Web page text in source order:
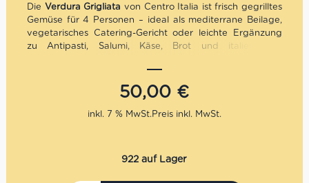
Die Verdura Grigliata von Centro Italia ist frisch gegrilltes
Gemüse für 4 Personen – ideal als mediterrane Beilage,
vegetarisches Catering-Gericht oder leichte Ergänzung
zu Antipasti, Salumi, Käse, Brot und italienischen
werden gegrillt und mit nativem Olivenöl extra verfeinert.
Je nach Saison und Verfügbarkeit kann die
Zusammenstellung variieren und mit Frühlingszwiebeln
oder Artischocken ergänzt werden. Einfach online
50,00 €
inkl. 7 % MwSt.
922 auf Lager